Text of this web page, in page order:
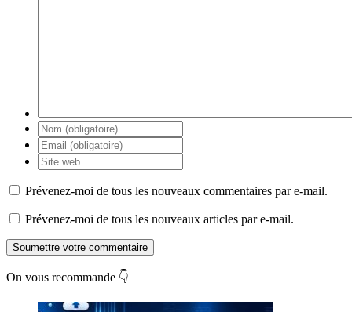
Prévenez-moi de tous les nouveaux commentaires par e-mail.
Prévenez-moi de tous les nouveaux articles par e-mail.
Soumettre votre commentaire
On vous recommande 👇